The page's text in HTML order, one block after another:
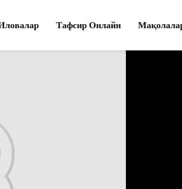
Тафсир Онлайн